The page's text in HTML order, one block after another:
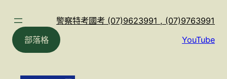
警察特考國考 (07)9623991 , (07)9763991
部落格
YouTube